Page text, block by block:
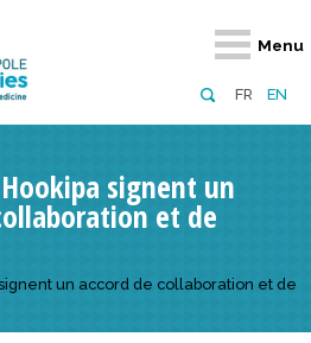
FR EN
Menu
Retour
Retour
régionaux
nationaux
signent un
et de
un accord de collaboration et de